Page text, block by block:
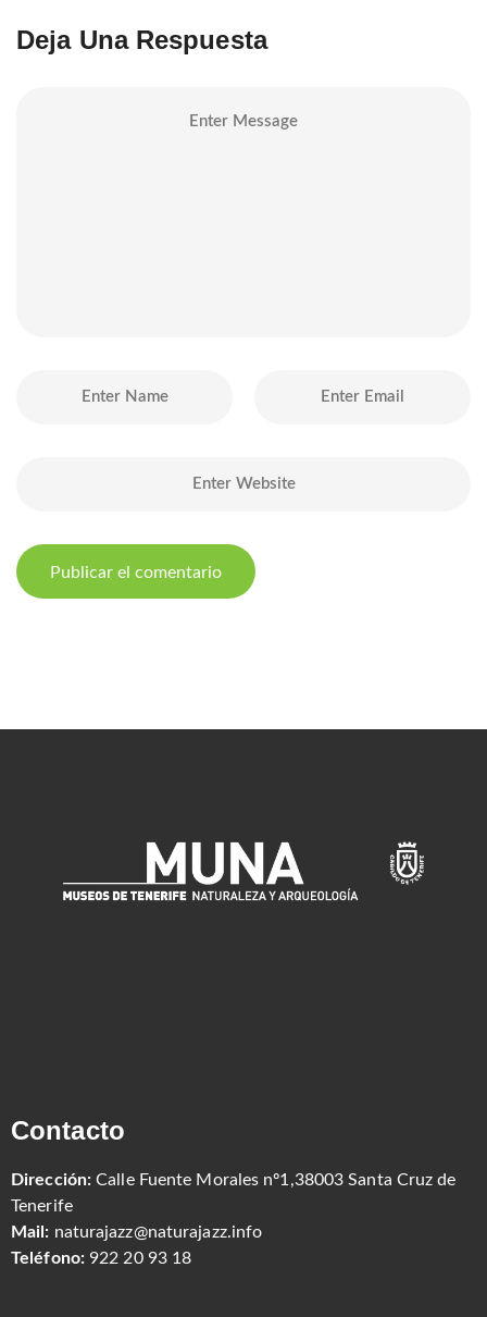
Deja Una Respuesta
Contacto
Dirección: Calle Fuente Morales nº1,38003 Santa Cruz de
Tenerife
Mail: naturajazz@naturajazz.info
Teléfono: 922 20 93 18